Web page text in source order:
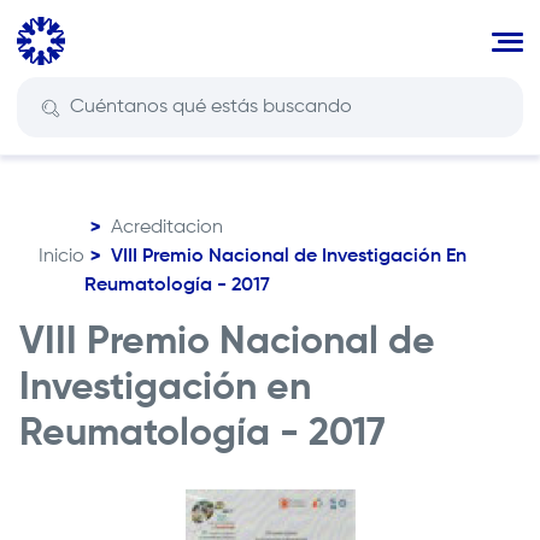
Pasar
principal
navegación
Inicio
Acreditacion
VIII Premio Nacional de Investigación En
Reumatología - 2017
VIII Premio Nacional de
Investigación en
Reumatología - 2017